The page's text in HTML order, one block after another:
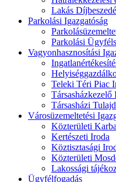
Lakás
Parkolási Igazgatóság
Parkolási
Vagyonhasznosítási
Teleki Téri Piac
Társasházkezelő
Társasházi
Városüzemeltetési
Közterületi
Kertészeti Iroda
Köztisztasági
Közterületi
Lakossági
Ügyfélfogadás